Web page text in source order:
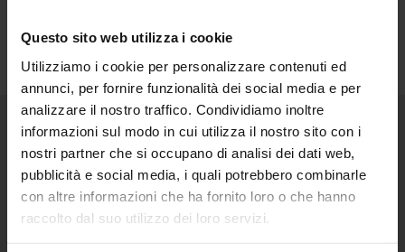
Questo sito web utilizza i cookie
Utilizziamo i cookie per personalizzare contenuti ed
annunci, per fornire funzionalità dei social media e per
analizzare il nostro traffico. Condividiamo inoltre
informazioni sul modo in cui utilizza il nostro sito con i
nostri partner che si occupano di analisi dei dati web,
pubblicità e social media, i quali potrebbero combinarle
con altre informazioni che ha fornito loro o che hanno
raccolto dal suo utilizzo dei loro servizi.
Senaf srl
+ 39 02.332039460